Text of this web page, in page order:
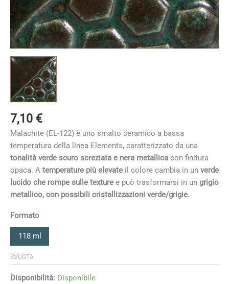
7,10 €
Malachite (EL-122) è uno smalto ceramico a bassa
temperatura della linea Elements, caratterizzato da una
tonalità verde scuro screziata e nera metallica con finitura
opaca. A temperature più elevate il colore cambia in un verde
lucido che rompe sulle texture e può trasformarsi in un grigio
metallico, con possibili cristallizzazioni verde/grigie.
Formato
118 ml
SVUOTA
Disponibilità: Disponibile